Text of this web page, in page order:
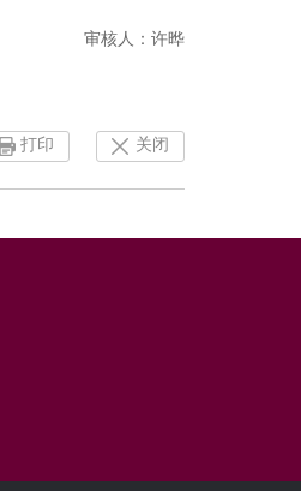
审核人：许晔
关闭
打印